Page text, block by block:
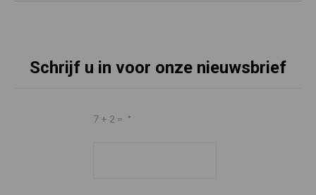
Schrijf u in voor onze nieuwsbrief
7 + 2 = *